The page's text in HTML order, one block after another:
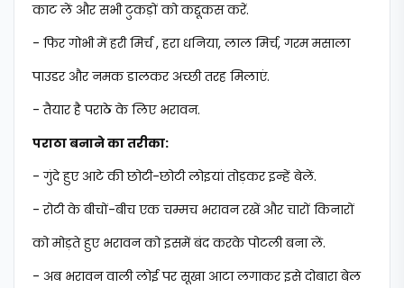
काट लें और सभी टुकड़ों को कद्दूकस करें.
- फिर गोभी में हरी मिर्च , हरा धनिया, लाल मिर्च, गरम मसाला
पाउडर और नमक डालकर अच्छी तरह मिलाएं.
- तैयार है पराठे के लिए भरावन.
पराठा बनाने का तरीका:
- गुंदे हुए आटे की छोटी-छोटी लोइयां तोड़कर इन्हें बेलें.
- रोटी के बीचों-बीच एक चम्मच भरावन रखें और चारों किनारों
को मोड़ते हुए भरावन को इसमें बंद करके पोटली बना लें.
- अब भरावन वाली लोई पर सूखा आटा लगाकर इसे दोबारा बेल